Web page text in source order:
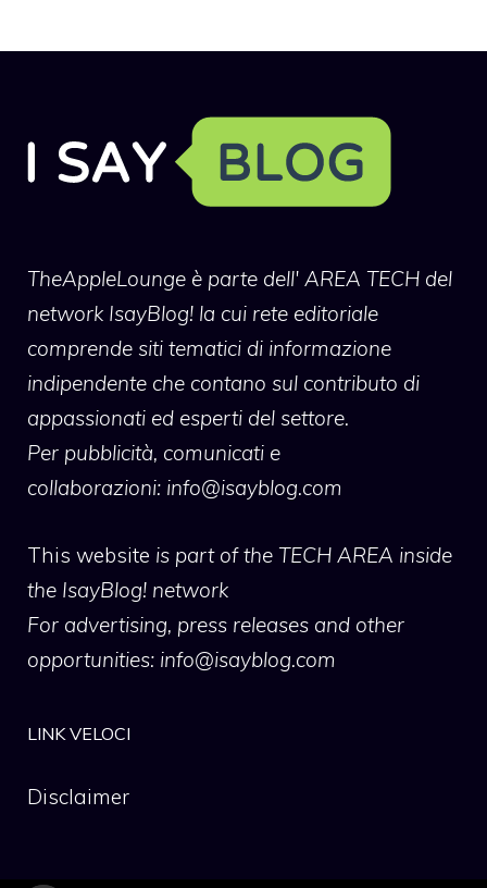
TheAppleLounge è parte dell' AREA TECH del
network IsayBlog! la cui rete editoriale
comprende siti tematici di informazione
indipendente che contano sul contributo di
appassionati ed esperti del settore.
Per pubblicità, comunicati e
collaborazioni: info@isayblog.com
This website is part of the TECH AREA inside
the IsayBlog! network
For advertising, press releases and other
opportunities: info@isayblog.com
LINK VELOCI
Disclaimer